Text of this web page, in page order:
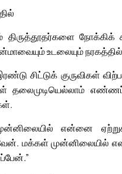
திருத்தூதர்களை
உடலையும்
சிட்டுக் குருவிகள்
தலைமுடியெல்லாம்
என்னை
மக்கள் முன்னிலையில்